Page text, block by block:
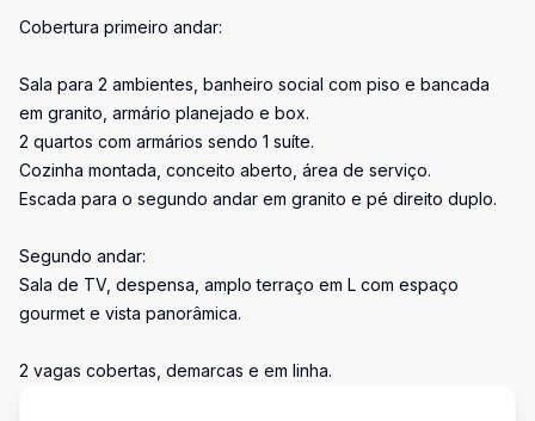
Cobertura primeiro andar:
Sala para 2 ambientes, banheiro social com piso e bancada
em granito, armário planejado e box.
2 quartos com armários sendo 1 suíte.
Cozinha montada, conceito aberto, área de serviço.
Escada para o segundo andar em granito e pé direito duplo.
Segundo andar:
Sala de TV, despensa, amplo terraço em L com espaço
gourmet e vista panorâmica.
2 vagas cobertas, demarcas e em linha.